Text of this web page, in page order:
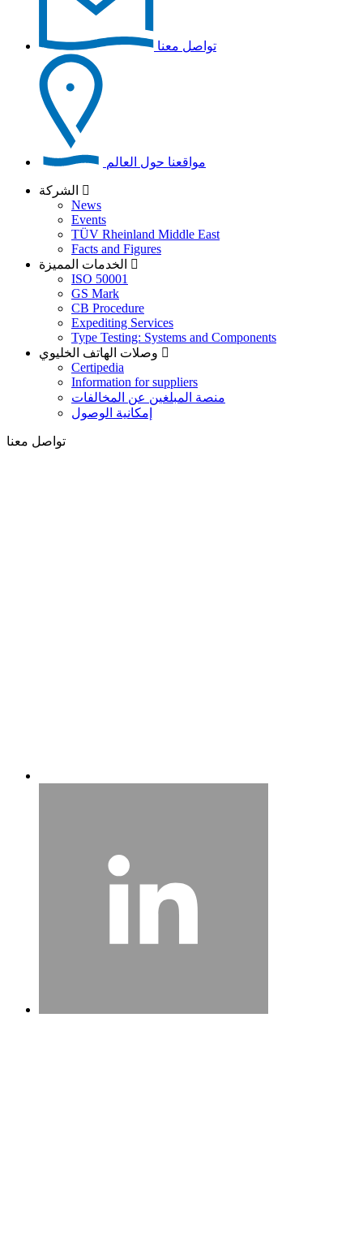
تواصل معنا
مواقعنا حول العالم
News
Events
TÜV Rheinland Middle East
Facts and Figures
ISO 50001
GS Mark
CB Procedure
Expediting Services
Type Testing: Systems and Components
Certipedia
Information for suppliers
منصة المبلغين عن المخالفات
إمكانية الوصول
تواصل معنا